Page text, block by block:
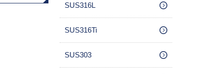
SUS316L
SUS316Ti
SUS303